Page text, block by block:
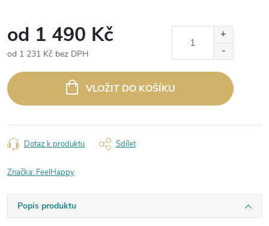
od 1 490 Kč
od 1 231 Kč bez DPH
cena:
VLOŽIT DO KOŠÍKU
Dotaz k produktu Sdílet
Značka: FeelHappy
Popis produktu